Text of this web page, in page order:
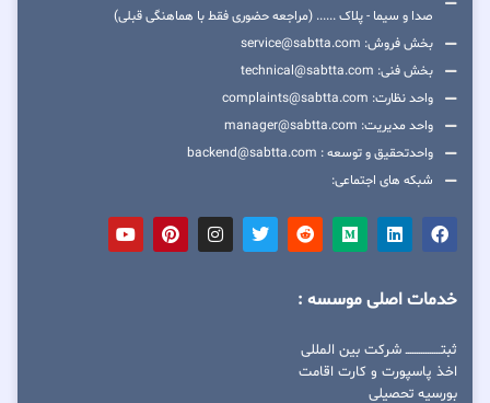
صدا و سیما - پلاک ...... (مراجعه حضوری فقط با هماهنگی قبلی)
بخش فروش: service@sabtta.com
بخش فنی: technical@sabtta.com
واحد نظارت: complaints@sabtta.com
واحد مدیریت: manager@sabtta.com
واحدتحقیق و توسعه : backend@sabtta.com
شبکه های اجتماعی:
خدمات اصلی موسسه :
ثبتــــــــــــــــ شرکت بین المللی
اخذ پاسپورت و کارت اقامت
بورسیه تحصیلی